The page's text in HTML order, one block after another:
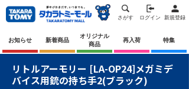
さがす ログイン 新規登録
お知らせ 新着商品
オリジナル
商品
再入荷 特集
リトルアーモリー [LA-OP24]メガミデ
バイス用銃の持ち手2(ブラック)